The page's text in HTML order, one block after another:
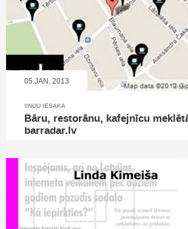
05.JAN, 2013
IINUU IESAKA
Bāru, restorānu, kafejnīcu
barradar.lv